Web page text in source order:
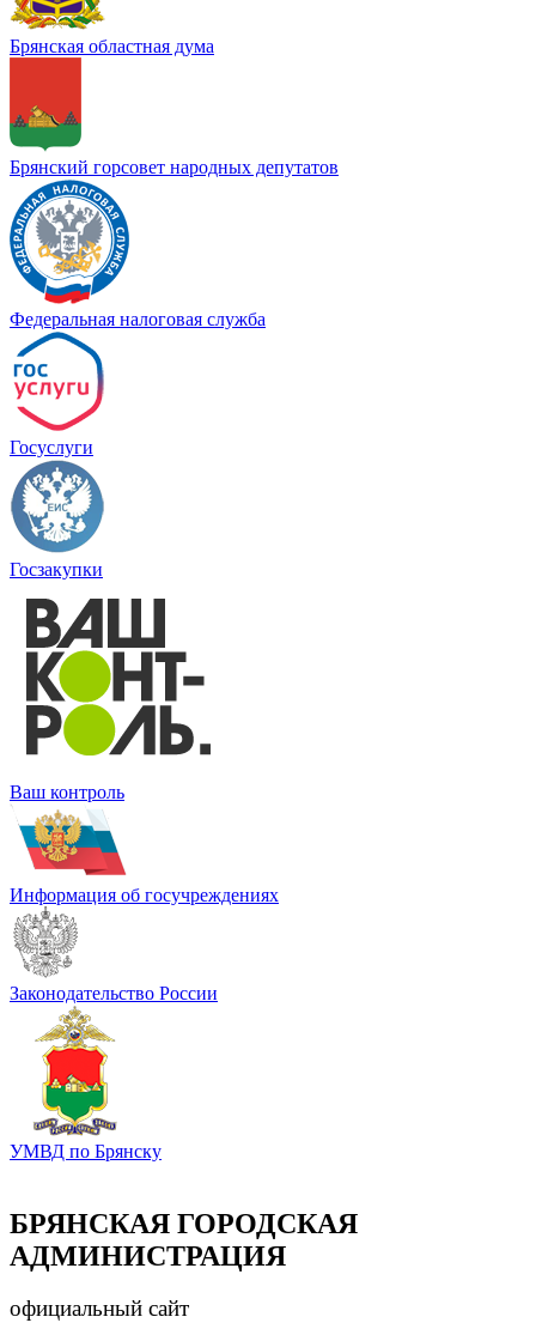
Брянская областная дума
Брянский горсовет народных депутатов
Федеральная налоговая служба
Госуслуги
Госзакупки
Ваш контроль
Информация об госучреждениях
Законодательство России
УМВД по Брянску
БРЯНСКАЯ ГОРОДСКАЯ
АДМИНИСТРАЦИЯ
официальный сайт